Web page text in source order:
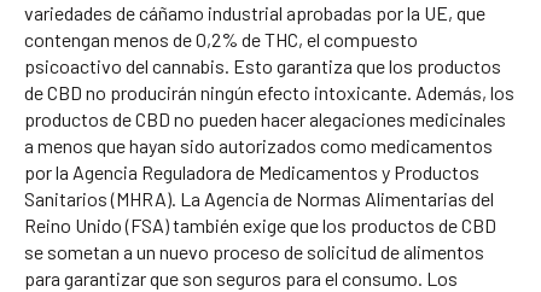
variedades de cáñamo industrial aprobadas por la UE, que
contengan menos de 0,2% de THC, el compuesto
psicoactivo del cannabis. Esto garantiza que los productos
de CBD no producirán ningún efecto intoxicante. Además, los
productos de CBD no pueden hacer alegaciones medicinales
a menos que hayan sido autorizados como medicamentos
por la Agencia Reguladora de Medicamentos y Productos
Sanitarios (MHRA). La Agencia de Normas Alimentarias del
Reino Unido (FSA) también exige que los productos de CBD
se sometan a un nuevo proceso de solicitud de alimentos
para garantizar que son seguros para el consumo. Los